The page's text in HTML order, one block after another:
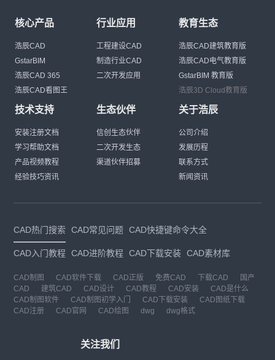
核心产品
浩辰CAD
GstarBIM
浩辰CAD 365
浩辰CAD看图王
行业应用
工程建设CAD
制造行业CAD
二次开发应用
教育生态
浩辰CAD建筑教育版
浩辰CAD电气教育版
GstarBIM 教育版
浩辰3D Cloud教育版
技术支持
安装注册文档
学习帮助文档
产品视频教程
经验技巧资讯
生态伙伴
信创生态伙伴
二次开发生态
渠道伙伴招募
关于浩辰
公司介绍
发展历程
联系方式
新闻资讯
CAD热门搜索 CAD常见问题 CAD快捷键命令大全
CAD入门教程 CAD进阶教程 CAD下载安装 CAD素材库
CAD制图 CAD软件下载 CAD正版 免费CAD 下载CAD
国产
CAD
建筑CAD CAD设计 CAD教程 CAD安装
CAD是什么
CAD制图软件
CAD制图初学入门 CAD下载安装
CAD图纸下载
CAD注册
CAD官网 CAD绘图 dwg dwg格式
关注我们